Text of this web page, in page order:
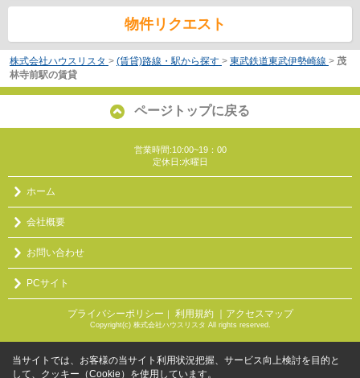
物件リクエスト
株式会社ハウスリスタ > (賃貸)路線・駅から探す > 東武鉄道東武伊勢崎線 > 茂
林寺前駅の賃貸
ページトップに戻る
営業時間:10:00~19：00
定休日:水曜日
ホーム
会社概要
お問い合わせ
PCサイト
プライバシーポリシー ｜ 利用規約 ｜アクセスマップ
Copyright(c) 株式会社ハウスリスタ All rights reserved.
当サイトでは、お客様の当サイト利用状況把握、サービス向上検討を目的と
して、クッキー（Cookie）を使用しています。